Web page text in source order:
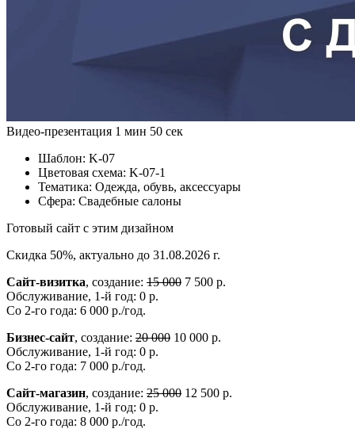
Видео-презентация 1 мин 50 сек
Шаблон: K-07
Цветовая схема: K-07-1
Тематика: Одежда, обувь, аксессуары
Сфера: Свадебные салоны
Готовый сайт с этим дизайном
Скидка 50%, актуально до 31.08.2026 г.
Сайт-визитка, создание: 15 000 7 500 р.
Обслуживание, 1-й год: 0 р.
Со 2-го года: 6 000 р./год.
Бизнес-сайт, создание: 20 000 10 000 р.
Обслуживание, 1-й год: 0 р.
Со 2-го года: 7 000 р./год.
Сайт-магазин, создание: 25 000 12 500 р.
Обслуживание, 1-й год: 0 р.
Со 2-го года: 8 000 р./год.